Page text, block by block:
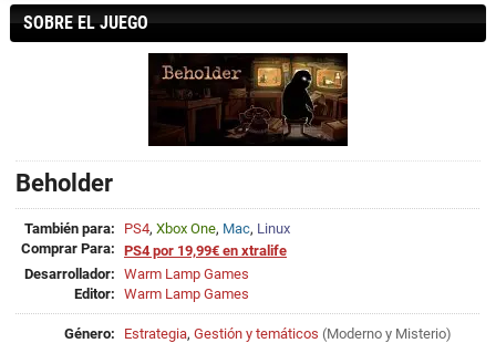
SOBRE EL JUEGO
Beholder
También para: PS4, Xbox One, Mac, Linux
Comprar Para: PS4 por 19,99€ en xtralife
Desarrollador: Warm Lamp Games
Editor: Warm Lamp Games
Género: Estrategia, Gestión y temáticos (Moderno y Misterio)